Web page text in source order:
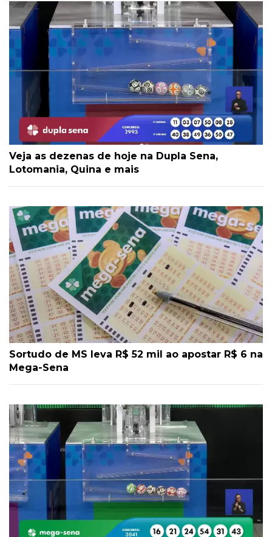
Veja as dezenas de hoje na Dupla Sena,
Lotomania, Quina e mais
Sortudo de MS leva R$ 52 mil ao apostar R$ 6 na
Mega-Sena